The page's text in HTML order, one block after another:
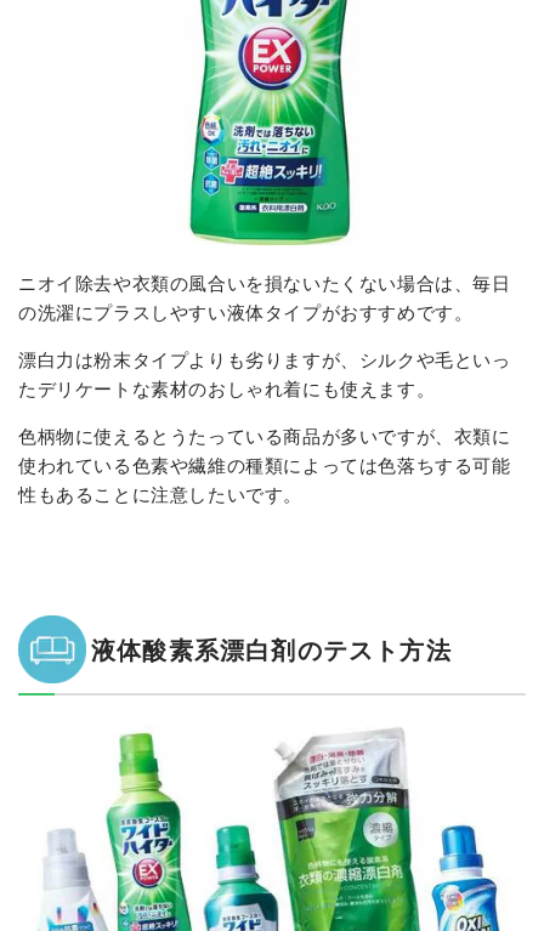
ニオイ除去や衣類の風合いを損ないたくない場合は、毎日
の洗濯にプラスしやすい液体タイプがおすすめです。
漂白力は粉末タイプよりも劣りますが、シルクや毛といっ
たデリケートな素材のおしゃれ着にも使えます。
色柄物に使えるとうたっている商品が多いですが、衣類に
使われている色素や繊維の種類によっては色落ちする可能
性もあることに注意したいです。
液体酸素系漂白剤のテスト方法